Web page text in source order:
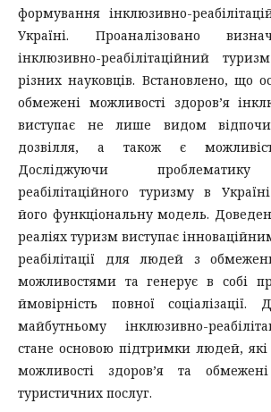
формування інклюзивно-
Україні. Проаналізовано
інклюзивно-реабілітаційний
різних науковців. Встановлено, що
обмежені можливості здоров’я
виступає не лише видом
дозвілля, а також є можливістю
Досліджуючи проблематику
реабілітаційного туризму в
його функціональну модель.
реаліях туризм виступає
реабілітації для людей з
можливостями та генерує в собі
ймовірність повної
майбутньому інклюзивно-
стане основою підтримки людей,
можливості здоров’я та
туристичних послуг.